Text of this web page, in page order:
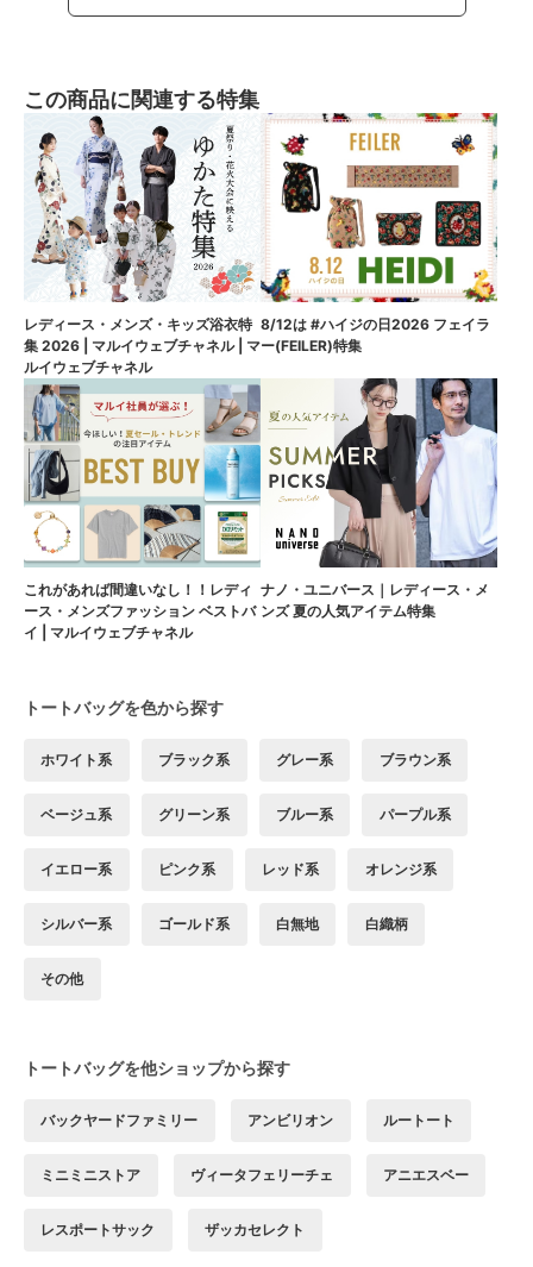
この商品に関連する特集
レディース・メンズ・キッズ浴衣特
集 2026 | マルイウェブチャネル | マ
ルイウェブチャネル
8/12は #ハイジの日2026 フェイラ
ー(FEILER)特集
これがあれば間違いなし！！レディ
ース・メンズファッション ベストバ
イ | マルイウェブチャネル
ナノ・ユニバース｜レディース・メ
ンズ 夏の人気アイテム特集
トートバッグを色から探す
ホワイト系 ブラック系 グレー系 ブラウン系
ベージュ系 グリーン系 ブルー系 パープル系
イエロー系 ピンク系 レッド系 オレンジ系
シルバー系 ゴールド系 白無地 白織柄
その他
トートバッグを他ショップから探す
バックヤードファミリー アンビリオン ルートート
ミニミニストア ヴィータフェリーチェ アニエスベー
レスポートサック ザッカセレクト